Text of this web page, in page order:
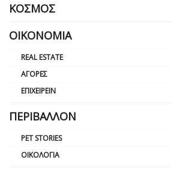
ΚΌΣΜΟΣ
ΟΙΚΟΝΟΜΊΑ
REAL ESTATE
ΑΓΟΡΈΣ
ΕΠΙΧΕΙΡΕΊΝ
ΠΕΡΙΒΆΛΛΟΝ
PET STORIES
ΟΙΚΟΛΟΓΊΑ